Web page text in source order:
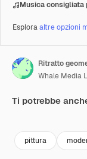
Musica consigliata
Esploraaltre opzioni
Ritratto
Whale Media
Ti potrebbe
pittura